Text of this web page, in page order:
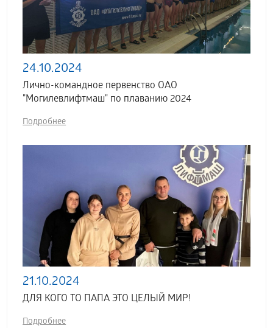
24.10.2024
Лично-командное первенство ОАО
"Могилевлифтмаш" по плаванию 2024
Подробнее
21.10.2024
ДЛЯ КОГО ТО ПАПА ЭТО ЦЕЛЫЙ МИР!
Подробнее